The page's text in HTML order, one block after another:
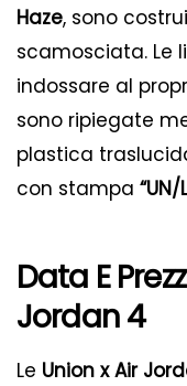
Haze, sono
scamosciata. Le
indossare al
sono ripiegate
plastica
con stampa “UN/
Data E
Jordan 4
Le Union x Air